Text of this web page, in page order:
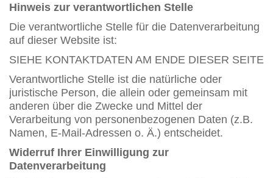
Hinweis zur verantwortlichen Stelle
Die verantwortliche Stelle für die Datenverarbeitung
auf dieser Website ist:
SIEHE KONTAKTDATEN AM ENDE DIESER SEITE
Verantwortliche Stelle ist die natürliche oder
juristische Person, die allein oder gemeinsam mit
anderen über die Zwecke und Mittel der
Verarbeitung von personenbezogenen Daten (z.B.
Namen, E-Mail-Adressen o. Ä.) entscheidet.
Widerruf Ihrer Einwilligung zur
Datenverarbeitung